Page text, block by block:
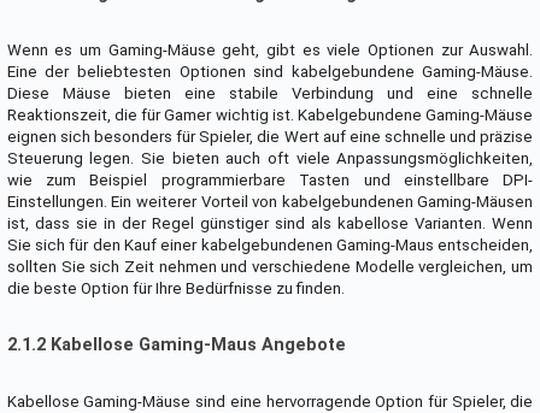
Wenn es um Gaming-Mäuse geht, gibt es viele Optionen zur Auswahl.
Eine der beliebtesten Optionen sind kabelgebundene Gaming-Mäuse.
Diese Mäuse bieten eine stabile Verbindung und eine schnelle
Reaktionszeit, die für Gamer wichtig ist. Kabelgebundene Gaming-Mäuse
eignen sich besonders für Spieler, die Wert auf eine schnelle und präzise
Steuerung legen. Sie bieten auch oft viele Anpassungsmöglichkeiten,
wie zum Beispiel programmierbare Tasten und einstellbare DPI-
Einstellungen. Ein weiterer Vorteil von kabelgebundenen Gaming-Mäusen
ist, dass sie in der Regel günstiger sind als kabellose Varianten. Wenn
Sie sich für den Kauf einer kabelgebundenen Gaming-Maus entscheiden,
sollten Sie sich Zeit nehmen und verschiedene Modelle vergleichen, um
die beste Option für Ihre Bedürfnisse zu finden.
2.1.2 Kabellose Gaming-Maus Angebote
Kabellose Gaming-Mäuse sind eine hervorragende Option für Spieler, die